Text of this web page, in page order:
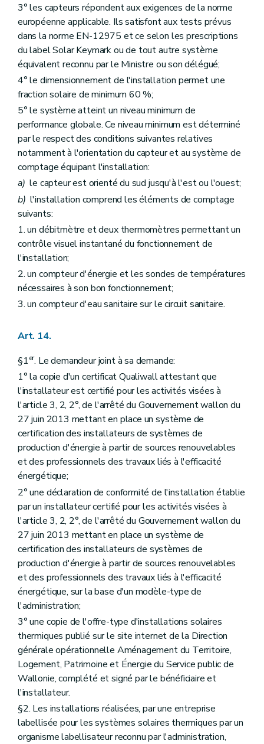
3° les capteurs répondent aux exigences de la norme
européenne applicable. Ils satisfont aux tests prévus
dans la norme EN-12975 et ce selon les prescriptions
du label Solar Keymark ou de tout autre système
équivalent reconnu par le Ministre ou son délégué;
4° le dimensionnement de l'installation permet une
fraction solaire de minimum 60 %;
5° le système atteint un niveau minimum de
performance globale. Ce niveau minimum est déterminé
par le respect des conditions suivantes relatives
notamment à l'orientation du capteur et au système de
comptage équipant l'installation:
a) le capteur est orienté du sud jusqu'à l'est ou l'ouest;
b) l'installation comprend les éléments de comptage
suivants:
1. un débitmètre et deux thermomètres permettant un
contrôle visuel instantané du fonctionnement de
l'installation;
2. un compteur d'énergie et les sondes de températures
nécessaires à son bon fonctionnement;
3. un compteur d'eau sanitaire sur le circuit sanitaire.
Art. 14.
§1er. Le demandeur joint à sa demande:
1° la copie d'un certificat Qualiwall attestant que
l'installateur est certifié pour les activités visées à
l'article 3, 2, 2°, de l'arrêté du Gouvernement wallon du
27 juin 2013 mettant en place un système de
certification des installateurs de systèmes de
production d'énergie à partir de sources renouvelables
et des professionnels des travaux liés à l'efficacité
énergétique;
2° une déclaration de conformité de l'installation établie
par un installateur certifié pour les activités visées à
l'article 3, 2, 2°, de l'arrêté du Gouvernement wallon du
27 juin 2013 mettant en place un système de
certification des installateurs de systèmes de
production d'énergie à partir de sources renouvelables
et des professionnels des travaux liés à l'efficacité
énergétique, sur la base d'un modèle-type de
l'administration;
3° une copie de l'offre-type d'installations solaires
thermiques publié sur le site internet de la Direction
générale opérationnelle Aménagement du Territoire,
Logement, Patrimoine et Énergie du Service public de
Wallonie, complété et signé par le bénéficiaire et
l'installateur.
§2. Les installations réalisées, par une entreprise
labellisée pour les systèmes solaires thermiques par un
organisme labellisateur reconnu par l'administration,